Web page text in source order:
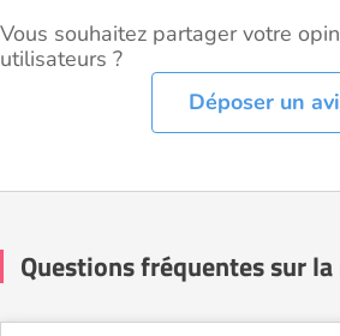
Vous souhaitez partager votre
utilisateurs ?
Déposer un
Questions fréquentes sur